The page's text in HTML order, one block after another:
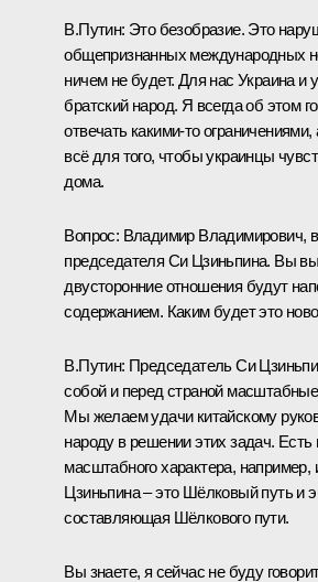
В.Путин: Это безобразие. Это
общепризнанных международных
ничем не будет. Для нас Украина и
братский народ. Я всегда об этом
отвечать какими-то
всё для того, чтобы украинцы
дома.
Вопрос: Владимир Владимирович,
председателя Си Цзиньпина. Вы
двусторонние отношения будут
содержанием. Каким будет это
В.Путин: Председатель Си
собой и перед страной
Мы желаем удачи китайскому
народу в решении этих задач. Есть
масштабного характера,
Цзиньпина – это Шёлковый путь и
составляющая Шёлкового пути.
Вы знаете, я сейчас не буду